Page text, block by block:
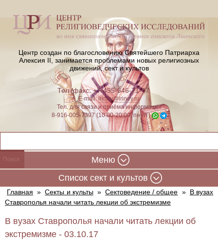
Центр создан по благословению Святейшего Патриарха
Алексия II, занимается проблемами новых религиозных
движений, сект и культов
Тел./факс: +7-495-646-71-47
E-mail:iriney@iriney.ru
Тел. для связи и приёма информации
8-916-005-7397 (10:00-20:00, пн-пт)
Меню
Cписок сект и культов
Главная » Секты и культы » Сектоведение / общее » В вузах
Ставрополья начали читать лекции об экстремизме
В вузах Ставрополья начали читать лекции об
экстремизме - 03.10.17